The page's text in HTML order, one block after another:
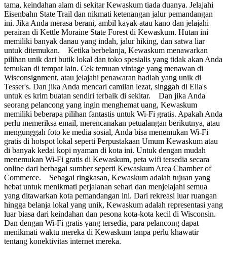
tama, keindahan alam di sekitar Kewaskum tiada duanya. Jelajahi
Eisenbahn State Trail dan nikmati ketenangan jalur pemandangan
ini. Jika Anda merasa berani, ambil kayak atau kano dan jelajahi
perairan di Kettle Moraine State Forest di Kewaskum. Hutan ini
memiliki banyak danau yang indah, jalur hiking, dan satwa liar
untuk ditemukan. Ketika berbelanja, Kewaskum menawarkan
pilihan unik dari butik lokal dan toko spesialis yang tidak akan Anda
temukan di tempat lain. Cek temuan vintage yang menawan di
Wisconsignment, atau jelajahi penawaran hadiah yang unik di
Tesser's. Dan jika Anda mencari camilan lezat, singgah di Ella's
untuk es krim buatan sendiri terbaik di sekitar. Dan jika Anda
seorang pelancong yang ingin menghemat uang, Kewaskum
memiliki beberapa pilihan fantastis untuk Wi-Fi gratis. Apakah Anda
perlu memeriksa email, merencanakan petualangan berikutnya, atau
mengunggah foto ke media sosial, Anda bisa menemukan Wi-Fi
gratis di hotspot lokal seperti Perpustakaan Umum Kewaskum atau
di banyak kedai kopi nyaman di kota ini. Untuk dengan mudah
menemukan Wi-Fi gratis di Kewaskum, peta wifi tersedia secara
online dari berbagai sumber seperti Kewaskum Area Chamber of
Commerce. Sebagai ringkasan, Kewaskum adalah tujuan yang
hebat untuk menikmati perjalanan sehari dan menjelajahi semua
yang ditawarkan kota pemandangan ini. Dari rekreasi luar ruangan
hingga belanja lokal yang unik, Kewaskum adalah representasi yang
luar biasa dari keindahan dan pesona kota-kota kecil di Wisconsin.
Dan dengan Wi-Fi gratis yang tersedia, para pelancong dapat
menikmati waktu mereka di Kewaskum tanpa perlu khawatir
tentang konektivitas internet mereka.